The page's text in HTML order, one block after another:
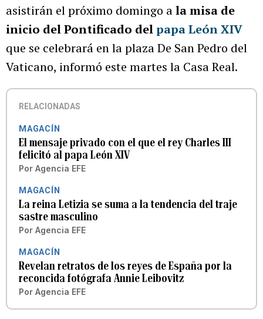
asistirán el próximo domingo ala misa de
inicio del Pontificado delpapa León XIV
que se celebrará en la plaza De San Pedro del
Vaticano, informó este martes la Casa Real.
RELACIONADAS
MAGACÍN
El mensaje privado con el que el rey Charles III
felicitó al papa León XIV
Por Agencia EFE
MAGACÍN
La reina Letizia se suma a la tendencia del traje
sastre masculino
Por Agencia EFE
MAGACÍN
Revelan retratos de los reyes de España por la
reconcida fotógrafa Annie Leibovitz
Por Agencia EFE